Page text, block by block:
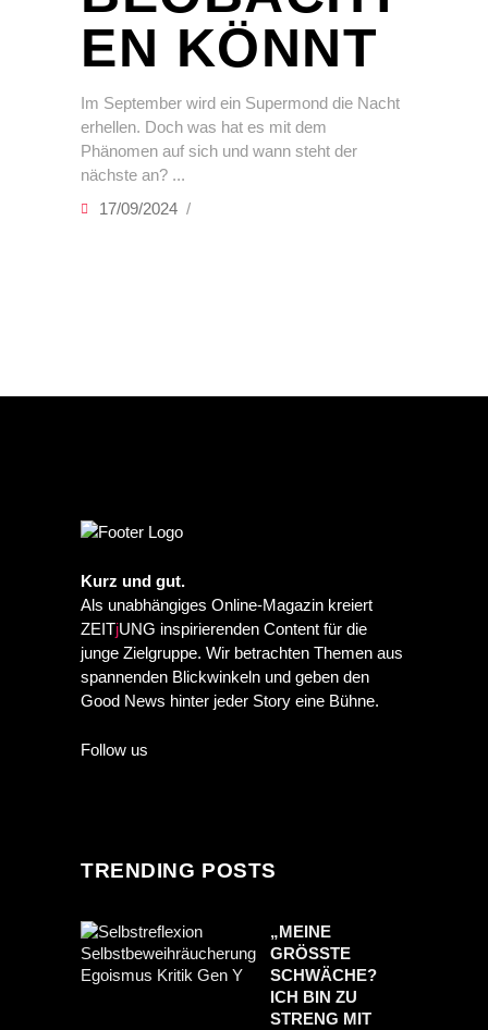
EN KÖNNT
Im September wird ein Supermond die Nacht
erhellen. Doch was hat es mit dem
Phänomen auf sich und wann steht der
nächste an?
17/09/2024
Kurz und gut.
Als unabhängiges Online-Magazin kreiert
ZEITjUNG inspirierenden Content für die
junge Zielgruppe. Wir betrachten Themen aus
spannenden Blickwinkeln und geben den
Good News hinter jeder Story eine Bühne.
Follow us
TRENDING POSTS
„MEINE
GRÖSSTE S
CHWÄCHE? I
CH BIN ZU S
TRENG MIT M